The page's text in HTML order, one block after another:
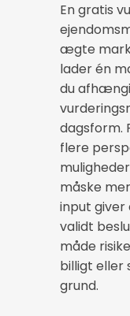
En gratis
ægte
lader én
du
dagsform.
flere
måske
input
validt
måde
billigt
grund.